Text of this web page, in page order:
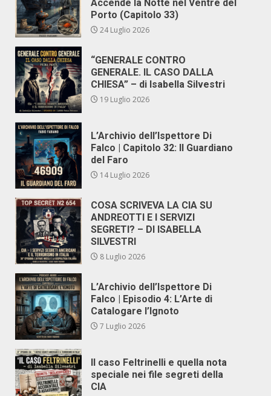
Accende la Notte nel Ventre del
Porto (Capitolo 33)
24 Luglio 2026
“GENERALE CONTRO
GENERALE. IL CASO DALLA
CHIESA” – di Isabella Silvestri
19 Luglio 2026
L’Archivio dell’Ispettore Di
Falco | Capitolo 32: Il Guardiano
del Faro
14 Luglio 2026
COSA SCRIVEVA LA CIA SU
ANDREOTTI E I SERVIZI
SEGRETI? – DI ISABELLA
SILVESTRI
8 Luglio 2026
L’Archivio dell’Ispettore Di
Falco | Episodio 4: L’Arte di
Catalogare l’Ignoto
7 Luglio 2026
Il caso Feltrinelli e quella nota
speciale nei file segreti della
CIA